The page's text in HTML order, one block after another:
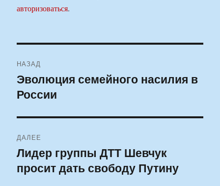
авторизоваться.
по
записям
НАЗАД
Предыдущая
запись:
Эволюция семейного насилия в
России
ДАЛЕЕ
Следующая
запись:
Лидер группы ДТТ Шевчук
просит дать свободу Путину